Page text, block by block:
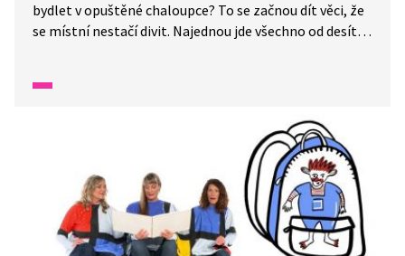
bydlet v opuštěné chaloupce? To se začnou dít věci, že
se místní nestačí divit. Najednou jde všechno od desíti
zatočit a vše napravit, se dozvíme v pohádce o šotkovi